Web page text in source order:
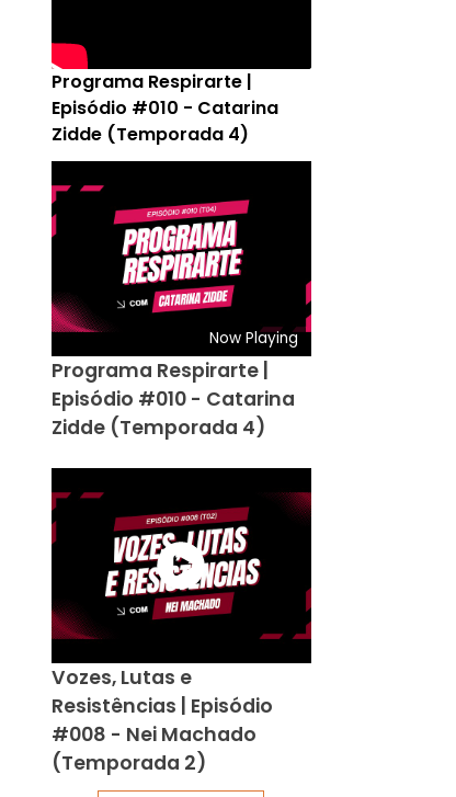
Programa Respirarte |
Episódio #010 - Catarina
Zidde (Temporada 4)
Now Playing
Programa Respirarte |
Episódio #010 - Catarina
Zidde (Temporada 4)
Vozes, Lutas e
Resistências | Episódio
#008 - Nei Machado
(Temporada 2)